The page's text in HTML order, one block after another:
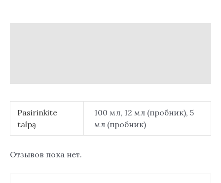
Pasirinkite
talpą
100 мл, 12 мл (пробник), 5
мл (пробник)
Отзывов пока нет.